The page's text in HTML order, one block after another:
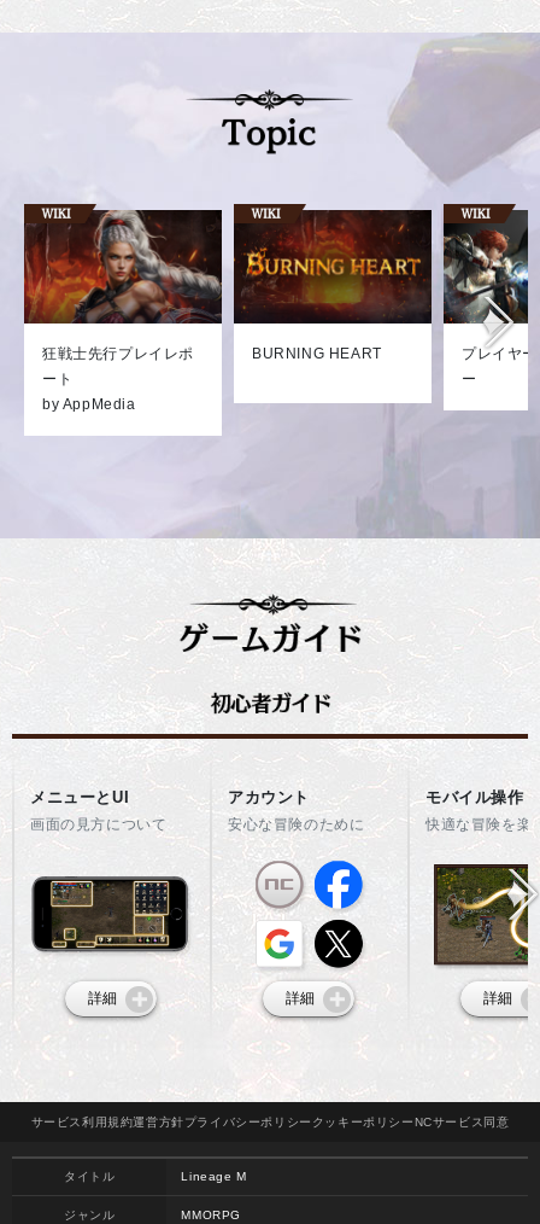
狂戦士先行プレイレポ
ート
by AppMedia
BURNING HEART
プレイヤ
ー
メニューとUI
画面の見方について
詳細
アカウント
安心な冒険のために
詳細
モバイル操作
快適な冒険を楽
詳細
サービス 利用規約運営方針プライバシーポリシー クッキーポリシーNCサービス 同意
タイトル Lineage M
ジャンル MMORPG